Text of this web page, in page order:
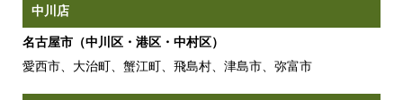
中川店
名古屋市（中川区・港区・中村区）
愛西市、大治町、蟹江町、飛島村、津島市、弥富市